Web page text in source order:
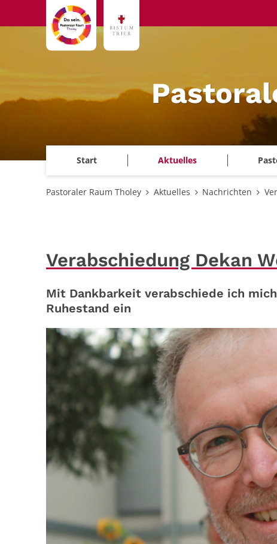
Zum Inhalt springen
Start Aktuelles
Pastoraler Raum Tholey Aktuelles Nachrichten
Verabschiedung Dekan
Mit Dankbarkeit verabschiede ich
Ruhestand ein